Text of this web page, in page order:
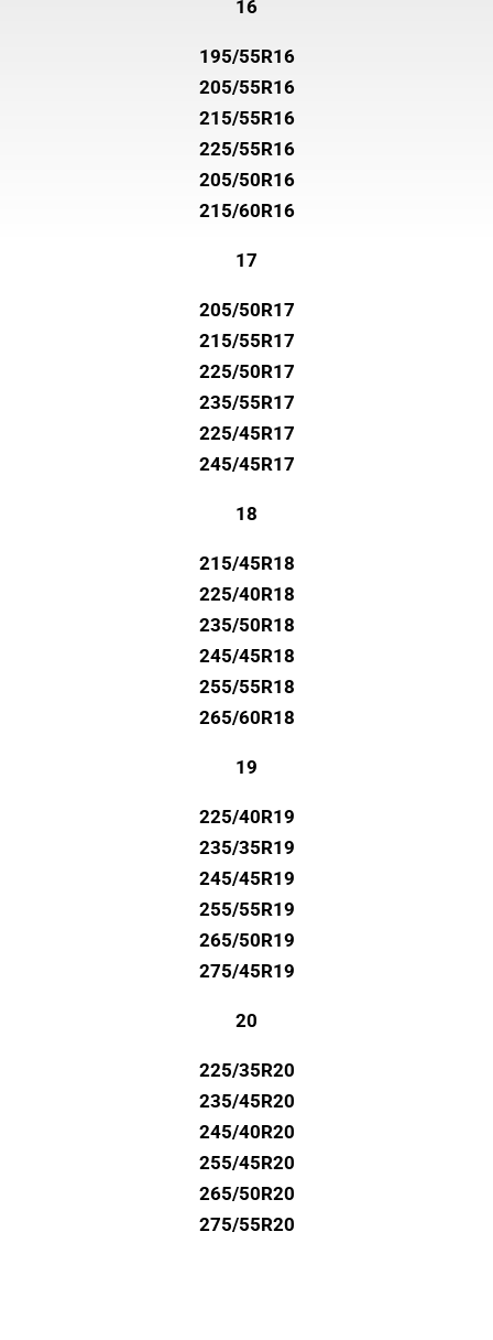
16
195/55R16
205/55R16
215/55R16
225/55R16
205/50R16
215/60R16
17
205/50R17
215/55R17
225/50R17
235/55R17
225/45R17
245/45R17
18
215/45R18
225/40R18
235/50R18
245/45R18
255/55R18
265/60R18
19
225/40R19
235/35R19
245/45R19
255/55R19
265/50R19
275/45R19
20
225/35R20
235/45R20
245/40R20
255/45R20
265/50R20
275/55R20